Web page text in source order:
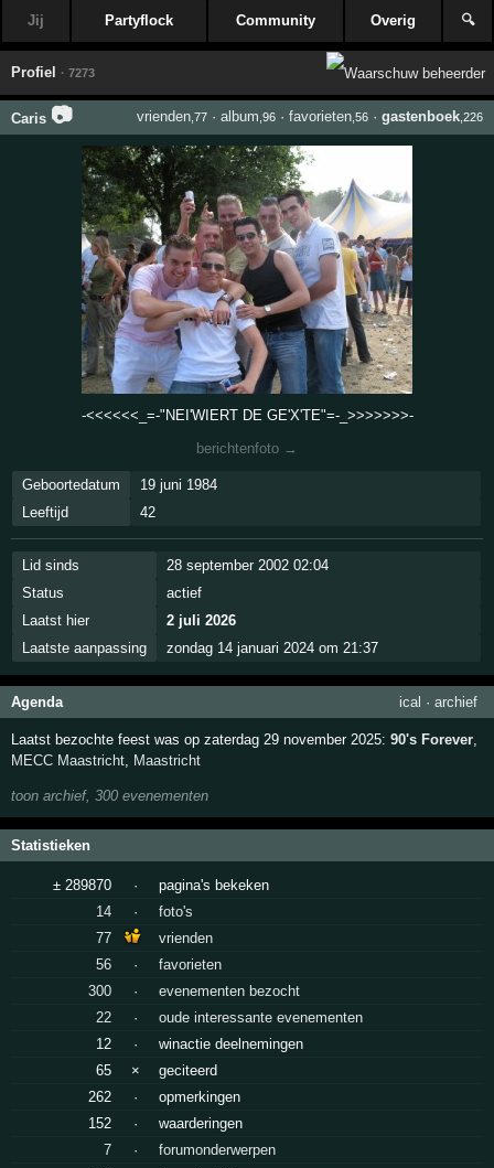
Jij Partyflock Community Overig 🔍
Profiel · 7273
Caris 📷 vrienden,77· album ,96· favorieten,56· gastenboek,226
-<<<<<<_=-"NEI'WIERT DE GE'X'TE"=-_>>>>>>>-
berichtenfoto →
Geboortedatum
19 juni 1984
Leeftijd
42
Lid sinds
28 september 2002 02:04
Status
actief
Laatst hier
2 juli 2026
Laatste aanpassing
zondag 14 januari 2024 om 21:37
Agenda ical · archief
Laatst bezochte feest was op zaterdag 29 november 2025:90's Forever,
MECC Maastricht, Maastricht
toon archief, 300 evenementen
Statistieken
± 289870 ·
pagina's bekeken
14
·
foto's
77
vrienden
56
·
favorieten
300
·
evenementen bezocht
22
·
oude interessante evenementen
12
·
winactie deelnemingen
65
×
geciteerd
262
·
opmerkingen
152
·
waarderingen
7
·
forumonderwerpen